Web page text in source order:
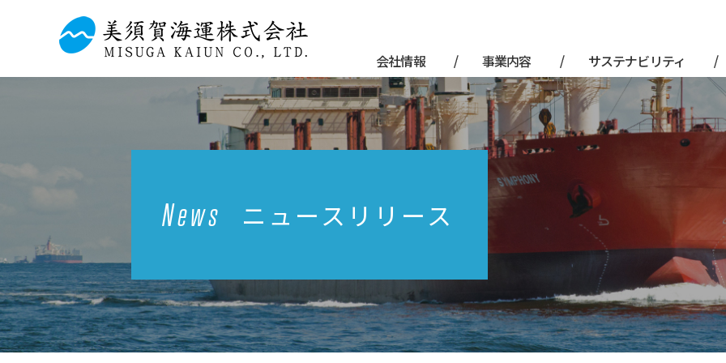
会社情報 事業内容 サステナビリティ
News ニュースリリース